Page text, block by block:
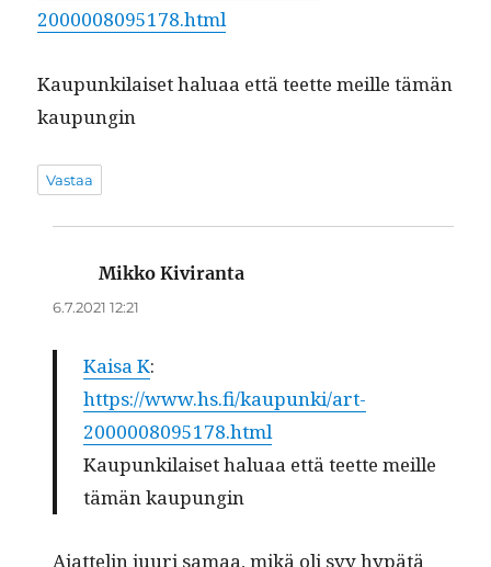
2000008095178.html
Kaupunki­laiset halu­aa että teette meille tämän
kaupungin
Vastaa
Mikko Kiviranta
6.7.2021 12:21
Kai­sa K:
https://www.hs.fi/kaupunki/art-
2000008095178.html
Kau­pun­ki­lai­set halu­aa että teet­te meil­le
tämän kaupungin
Ajat­telin juuri samaa, mikä oli syy hypätä